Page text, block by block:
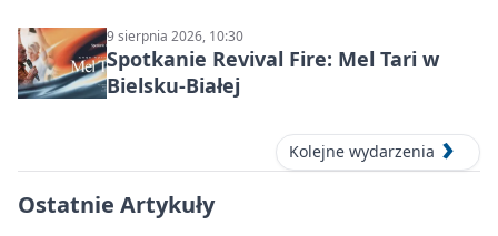
9 sierpnia 2026, 10:30
Spotkanie Revival Fire: Mel Tari w
Bielsku-Białej
Kolejne wydarzenia
Ostatnie Artykuły